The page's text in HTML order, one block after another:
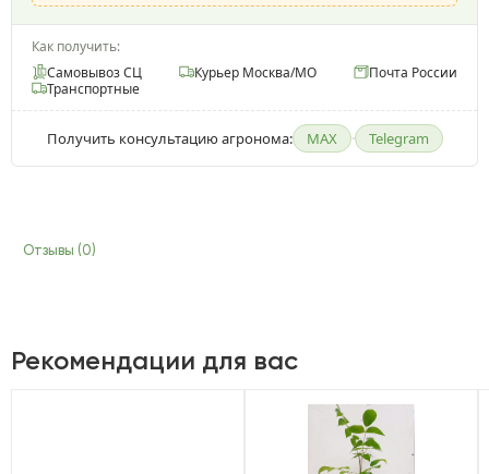
Как получить:
Самовывоз СЦ
Курьер Москва/МО
Почта России
Транспортные
Получить консультацию агронома: MAX · Telegram
Отзывы (0)
Рекомендации для вас